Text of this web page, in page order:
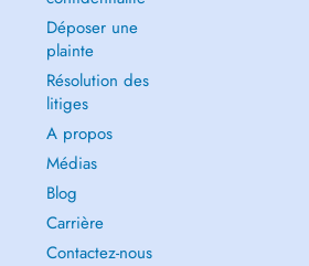
Déposer une
plainte
Résolution des
litiges
A propos
Médias
Blog
Carrière
Contactez-nous